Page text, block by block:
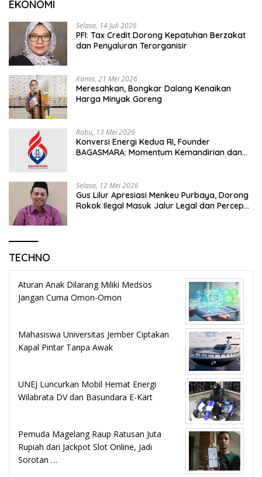
EKONOMI
Selasa, 14 Juli 2026
PFI: Tax Credit Dorong Kepatuhan Berzakat
dan Penyaluran Terorganisir
Kamis, 21 Mei 2026
Meresahkan, Bongkar Dalang Kenaikan
Harga Minyak Goreng
Rabu, 13 Mei 2026
Konversi Energi Kedua RI, Founder
BAGASMARA: Momentum Kemandirian dan
Selasa, 12 Mei 2026
Gus Lilur Apresiasi Menkeu Purbaya, Dorong
Rokok Ilegal Masuk Jalur Legal dan Percepat
TECHNO
Aturan Anak Dilarang Miliki Medsos
Jangan Cuma Omon-Omon
Mahasiswa Universitas Jember Ciptakan
Kapal Pintar Tanpa Awak
UNEJ Luncurkan Mobil Hemat Energi
Wilabrata DV dan Basundara E-Kart
Pemuda Magelang Raup Ratusan Juta
Rupiah dari Jackpot Slot Online, Jadi
Sorotan …